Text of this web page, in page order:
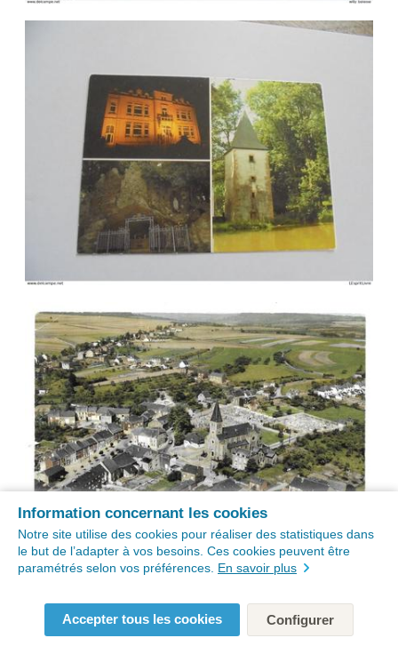
Information concernant les cookies
Notre site utilise des cookies pour réaliser des statistiques dans
le but de l’adapter à vos besoins. Ces cookies peuvent être
paramétrés selon vos préférences. En savoir plus
Accepter tous les cookies Configurer